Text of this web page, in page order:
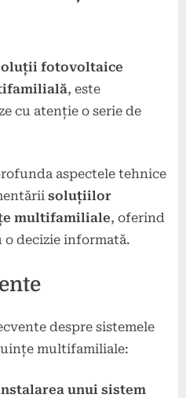
fotovoltaice
, este
cu atenție o serie de
aspectele tehnice
soluțiilor
multifamiliale, oferind
decizie informată.
despre sistemele
multifamiliale:
unui sistem